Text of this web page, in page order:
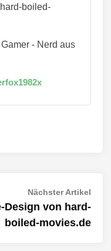
boiled-
- Nerd aus
Nächster Artikel
Design von hard-
boiled-movies.de